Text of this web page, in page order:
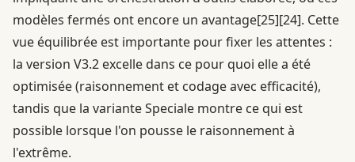
modèles fermés ont encore un avantage[25][24]. Cette
vue équilibrée est importante pour fixer les attentes :
la version V3.2 excelle dans ce pour quoi elle a été
optimisée (raisonnement et codage avec efficacité),
tandis que la variante Speciale montre ce qui est
possible lorsque l'on pousse le raisonnement à
l'extrême.